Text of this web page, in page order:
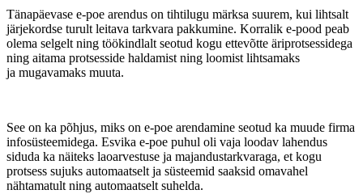
Tänapäevase e-poe arendus on tihtilugu märksa suurem, kui lihtsalt
järjekordse turult leitava tarkvara pakkumine. Korralik e-pood peab
olema selgelt ning töökindlalt seotud kogu ettevõtte äriprotsessidega
ning aitama protsesside haldamist ning loomist lihtsamaks
ja mugavamaks muuta.
See on ka põhjus, miks on e-poe arendamine seotud ka muude firma
infosüsteemidega. Esvika e-poe puhul oli vaja loodav lahendus
siduda ka näiteks laoarvestuse ja majandustarkvaraga, et kogu
protsess sujuks automaatselt ja süsteemid saaksid omavahel
nähtamatult ning automaatselt suhelda.